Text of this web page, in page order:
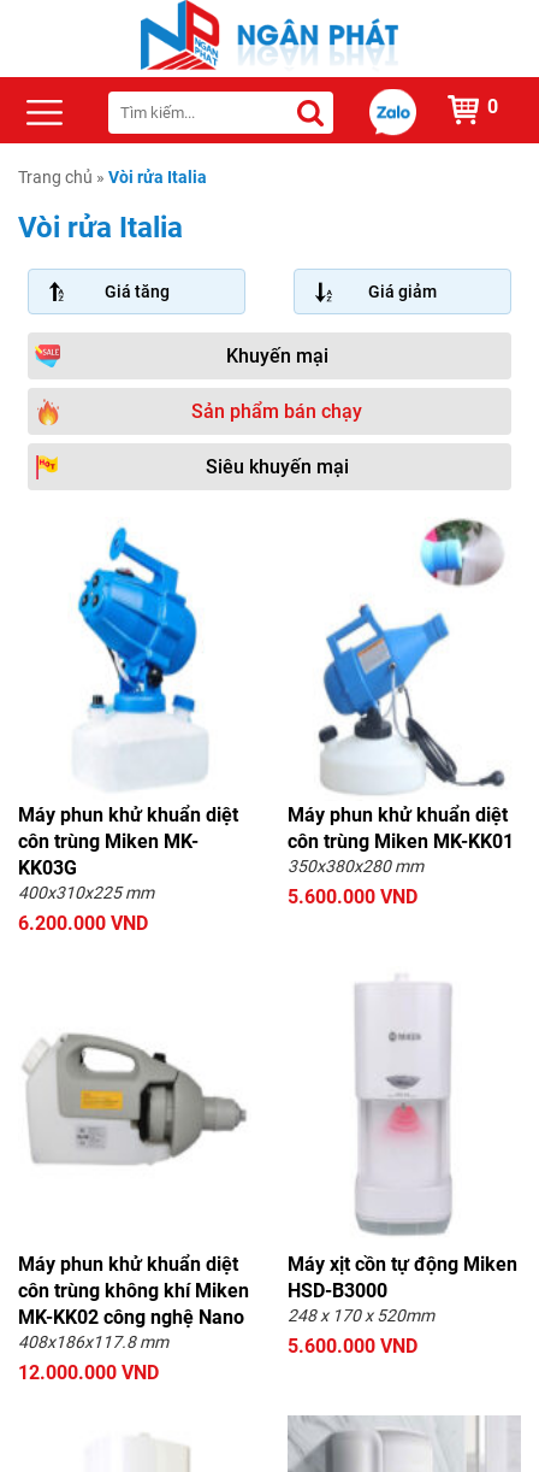
0
Trang chủ » Vòi rửa Italia
Vòi rửa Italia
Giá tăng Giá giảm
Khuyến mại
Sản phẩm bán chạy
Siêu khuyến mại
Máy phun khử khuẩn diệt
côn trùng Miken MK-
KK03G
400x310x225 mm
6.200.000 VND
Máy phun khử khuẩn diệt
côn trùng Miken MK-KK01
350x380x280 mm
5.600.000 VND
Máy phun khử khuẩn diệt
côn trùng không khí Miken
MK-KK02 công nghệ Nano
408x186x117.8 mm
12.000.000 VND
Máy xịt cồn tự động Miken
HSD-B3000
248 x 170 x 520mm
5.600.000 VND